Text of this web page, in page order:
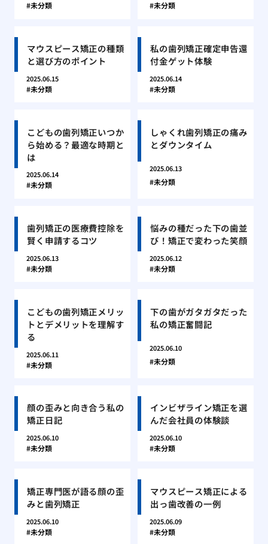
未分類 未分類
マウスピース矯正の種類
と選び方のポイント
2025.06.15
未分類
私の歯列矯正確定申告還
付金ゲット体験
2025.06.14
未分類
こどもの歯列矯正いつか
ら始める？最適な時期と
は
2025.06.14
未分類
しゃくれ歯列矯正の痛み
とダウンタイム
2025.06.13
未分類
歯列矯正の医療費控除を
賢く申請するコツ
2025.06.13
未分類
悩みの種だった下の歯並
び！矯正で変わった笑顔
2025.06.12
未分類
こどもの歯列矯正メリッ
トとデメリットを理解す
る
2025.06.11
未分類
下の歯がガタガタだった
私の矯正奮闘記
2025.06.10
未分類
顔の歪みと向き合う私の
矯正日記
2025.06.10
未分類
インビザライン矯正を選
んだ会社員の体験談
2025.06.10
未分類
矯正専門医が語る顔の歪
みと歯列矯正
2025.06.10
未分類
マウスピース矯正による
出っ歯改善の一例
2025.06.09
未分類